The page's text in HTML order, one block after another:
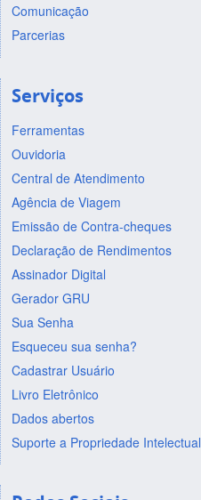
Comunicação
Parcerias
Serviços
Ferramentas
Ouvidoria
Central de Atendimento
Agência de Viagem
Emissão de Contra-cheques
Declaração de Rendimentos
Assinador Digital
Gerador GRU
Sua Senha
Esqueceu sua senha?
Cadastrar Usuário
Livro Eletrônico
Dados abertos
Suporte a Propriedade Intelectual